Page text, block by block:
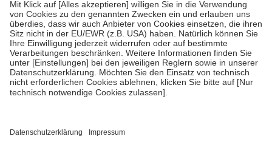
fallenkeine Zuzahlungenan bei:
• Kindern und Jugendlichen bis zum vollendeten 18. Lebensjahr
mit Ausnahme der Fahrkosten
• Untersuchungen zur Vorsorge und Früherkennung, die von der
GKV getragen werden
• empfohlenen Schutzimpfungen
• Harn- und Blutteststreifen
getroffen, um sicherzustellen, dass es sich um echte Bewertungen